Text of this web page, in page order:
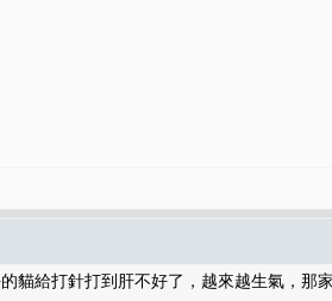
給打針打到肝不好了，越來越生氣，那